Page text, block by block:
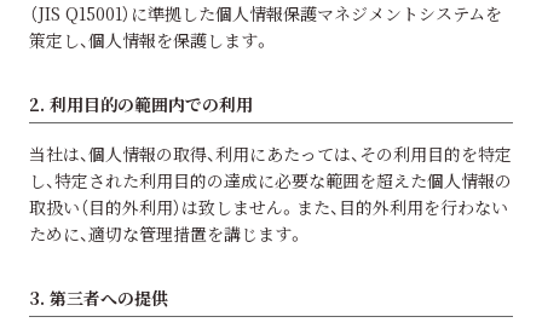
（JIS Q15001）に準拠した個人情報保護マネジメントシステムを
策定し、個人情報を保護します。
2. 利用目的の範囲内での利用
当社は、個人情報の取得、利用にあたっては、その利用目的を特定
し、特定された利用目的の達成に必要な範囲を超えた個人情報の
取扱い（目的外利用）は致しません。また、目的外利用を行わない
ために、適切な管理措置を講じます。
3. 第三者への提供